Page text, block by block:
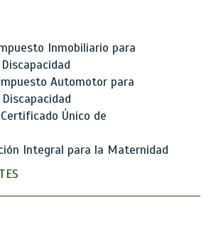
Inmobiliario para
Automotor para
Único de
Integral para la Maternidad